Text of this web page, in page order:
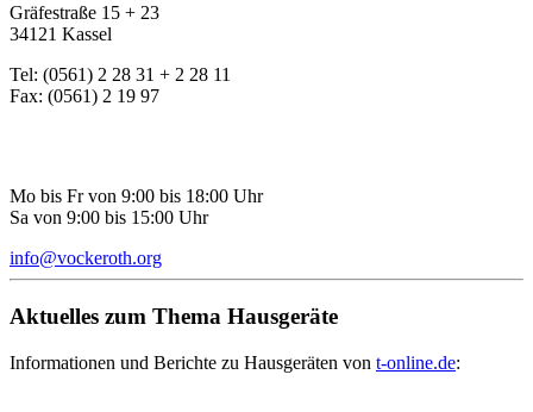
Gräfestraße 15 + 23
34121 Kassel
Tel: (0561) 2 28 31 + 2 28 11
Fax: (0561) 2 19 97
Mo bis Fr von 9:00 bis 18:00 Uhr
Sa von 9:00 bis 15:00 Uhr
info@vockeroth.org
Aktuelles zum Thema Hausgeräte
Informationen und Berichte zu Hausgeräten von t-online.de: